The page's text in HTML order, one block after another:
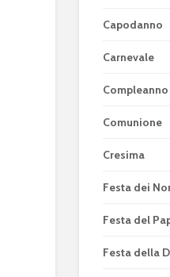
Capodanno
Carnevale
Compleanno
Comunione
Cresima
Festa dei
Festa del
Festa della